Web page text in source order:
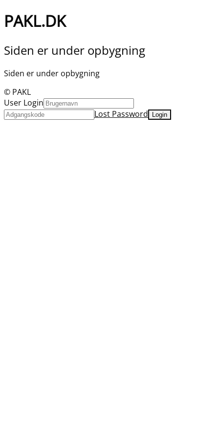
PAKL.DK
Siden er under opbygning
Siden er under opbygning
© PAKL
User Login
Lost Password